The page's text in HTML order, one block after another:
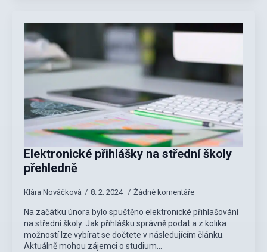
Elektronické přihlášky na střední školy
přehledně
Klára Nováčková 8. 2. 2024 Žádné komentáře
Na začátku února bylo spuštěno elektronické přihlašování
na střední školy. Jak přihlášku správně podat a z kolika
možností lze vybírat se dočtete v následujícím článku.
Aktuálně mohou zájemci o studium…